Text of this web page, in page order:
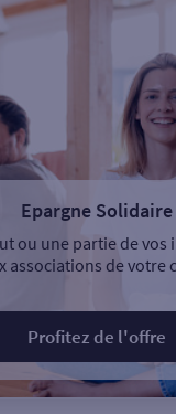
Epargne Solidaire
ou une partie de vos
associations de votre
Profitez de l'offre